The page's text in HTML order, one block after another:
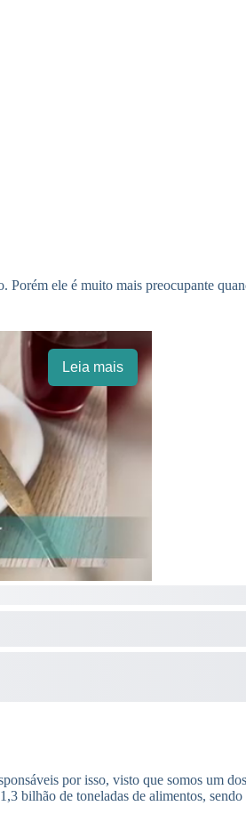
ele é muito mais preocupante
Leia mais
por isso, visto que somos um
bilhão de toneladas de alimentos,